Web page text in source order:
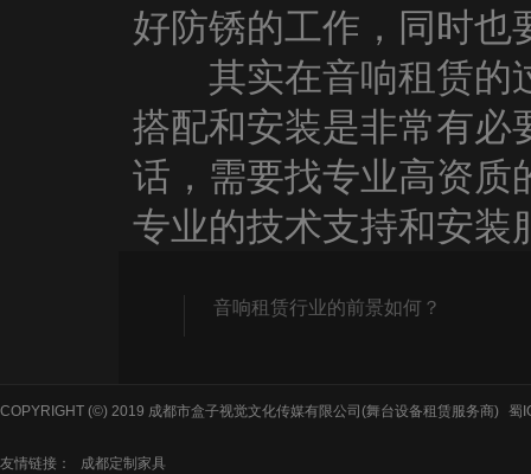
好防锈的工作，同时也
其实在音响租赁的过
搭配和安装是非常有必
话，需要找专业高资质
专业的技术支持和安装
音响租赁行业的前景如何？
COPYRIGHT (©) 2019 成都市盒子视觉文化传媒有限公司(舞台设备租赁服务商) 蜀
友情链接： 成都定制家具